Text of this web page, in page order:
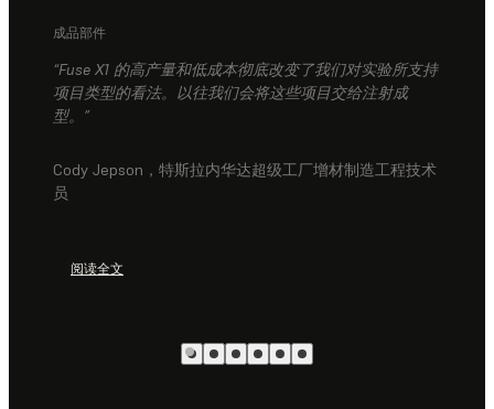
成品部件
“Fuse X1 的高产量和低成本彻底改变了我们对实验所支持
项目类型的看法。以往我们会将这些项目交给注射成
型。”
Cody Jepson，特斯拉内华达超级工厂增材制造工程技术
员
阅读全文